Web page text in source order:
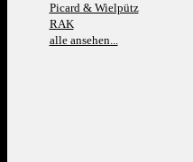
Picard & Wielpütz
RAK
alle ansehen...